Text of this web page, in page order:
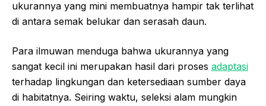
ukurannya yang mini membuatnya hampir tak terlihat
di antara semak belukar dan serasah daun.
Para ilmuwan menduga bahwa ukurannya yang
sangat kecil ini merupakan hasil dari proses adaptasi
terhadap lingkungan dan ketersediaan sumber daya
di habitatnya. Seiring waktu, seleksi alam mungkin